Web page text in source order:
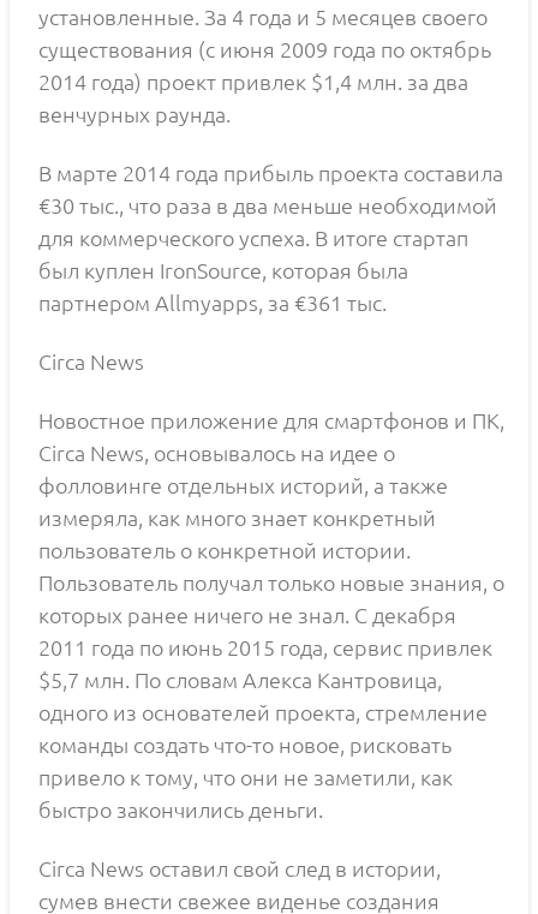
установленные. За 4 года и 5 месяцев своего
существования (с июня 2009 года по октябрь
2014 года) проект привлек $1,4 млн. за два
венчурных раунда.
В марте 2014 года прибыль проекта составила
€30 тыс., что раза в два меньше необходимой
для коммерческого успеха. В итоге стартап
был куплен IronSource, которая была
партнером Allmyapps, за €361 тыс.
Circa News
Новостное приложение для смартфонов и ПК,
Circa News, основывалось на идее о
фолловинге отдельных историй, а также
измеряла, как много знает конкретный
пользователь о конкретной истории.
Пользователь получал только новые знания, о
которых ранее ничего не знал. С декабря
2011 года по июнь 2015 года, сервис привлек
$5,7 млн. По словам Алекса Кантровица,
одного из основателей проекта, стремление
команды создать что-то новое, рисковать
привело к тому, что они не заметили, как
быстро закончились деньги.
Circa News оставил свой след в истории,
сумев внести свежее виденье создания